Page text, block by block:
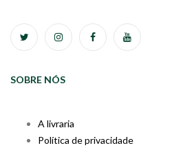
SOBRE NÓS
A livraria
Política de privacidade